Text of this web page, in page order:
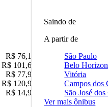
R$ 76,10
R$ 101,67
R$ 77,90
R$ 120,90
R$ 14,90
Saindo de
A partir de
São Paulo
Belo
Vitória
Campos dos
São José
Ver mais ônibus